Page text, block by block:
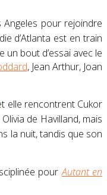
pour rejoindre
d’Atlanta est en train
un bout d’essai avec le
, Jean Arthur, Joan
elle rencontrent Cukor
de Havilland, mais
la nuit, tandis que son
pourAutant en